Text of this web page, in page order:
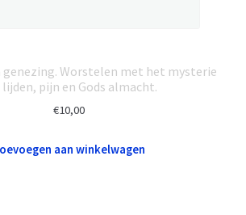
genezing. Worstelen met het mysterie
lijden, pijn en Gods almacht.
€10,00
aan winkelwagen